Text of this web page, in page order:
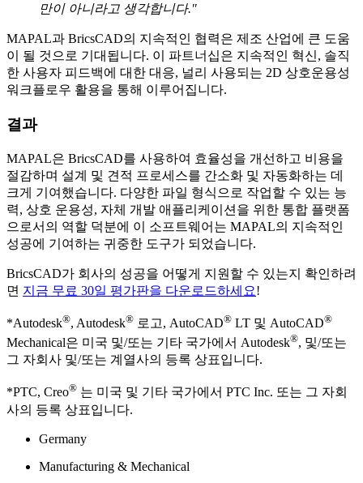
만이 아니라고 생각합니다."
MAPAL과 BricsCAD의 지속적인 협력은 제조 산업에 큰 도움
이 될 것으로 기대됩니다. 이 파트너십은 지속적인 혁신, 솔직
한 사용자 피드백에 대한 대응, 널리 사용되는 2D 상호운용성
워크플로우 활용을 통해 이루어집니다.
결과
MAPAL은 BricsCAD를 사용하여 효율성을 개선하고 비용을
절감하며 설계 및 견적 프로세스를 간소화 및 자동화하는 데
크게 기여했습니다. 다양한 파일 형식으로 작업할 수 있는 능
력, 상호 운용성, 자체 개발 애플리케이션을 위한 통합 플랫폼
으로서의 역할 덕분에 이 소프트웨어는 MAPAL의 지속적인
성공에 기여하는 귀중한 도구가 되었습니다.
BricsCAD가 회사의 성공을 어떻게 지원할 수 있는지 확인하려
면 지금 무료 30일 평가판을 다운로드하세요!
*Autodesk®, Autodesk® 로고, AutoCAD® LT 및 AutoCAD®
Mechanical은 미국 및/또는 기타 국가에서 Autodesk®, 및/또는
그 자회사 및/또는 계열사의 등록 상표입니다.
*PTC, Creo® 는 미국 및 기타 국가에서 PTC Inc. 또는 그 자회
사의 등록 상표입니다.
Germany
Manufacturing & Mechanical